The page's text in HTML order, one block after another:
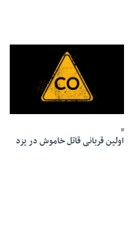
اولین قربانی قاتل خاموش در یزد